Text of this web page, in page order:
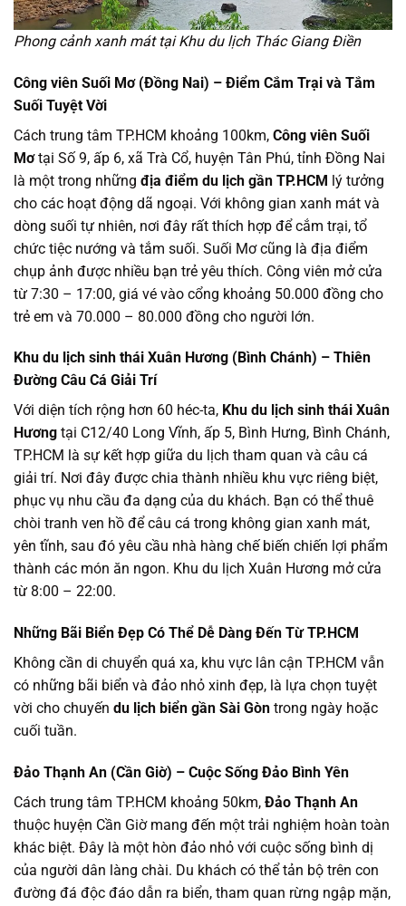
Phong cảnh xanh mát tại Khu du lịch Thác Giang Điền
Công viên Suối Mơ (Đồng Nai) – Điểm Cắm Trại và Tắm
Suối Tuyệt Vời
Cách trung tâm TP.HCM khoảng 100km, Công viên Suối
Mơtại Số 9, ấp 6, xã Trà Cổ, huyện Tân Phú, tỉnh Đồng Nai
là một trong những địa điểm du lịch gần TP.HCM lý tưởng
cho các hoạt động dã ngoại. Với không gian xanh mát và
dòng suối tự nhiên, nơi đây rất thích hợp để cắm trại, tổ
chức tiệc nướng và tắm suối. Suối Mơ cũng là địa điểm
chụp ảnh được nhiều bạn trẻ yêu thích. Công viên mở cửa
từ 7:30 – 17:00, giá vé vào cổng khoảng 50.000 đồng cho
trẻ em và 70.000 – 80.000 đồng cho người lớn.
Khu du lịch sinh thái Xuân Hương (Bình Chánh) – Thiên
Đường Câu Cá Giải Trí
Với diện tích rộng hơn 60 héc-ta, Khu du lịch sinh thái Xuân
Hương tại C12/40 Long Vĩnh, ấp 5, Bình Hưng, Bình Chánh,
TP.HCM là sự kết hợp giữa du lịch tham quan và câu cá
giải trí. Nơi đây được chia thành nhiều khu vực riêng biệt,
phục vụ nhu cầu đa dạng của du khách. Bạn có thể thuê
chòi tranh ven hồ để câu cá trong không gian xanh mát,
yên tĩnh, sau đó yêu cầu nhà hàng chế biến chiến lợi phẩm
thành các món ăn ngon. Khu du lịch Xuân Hương mở cửa
từ 8:00 – 22:00.
Những Bãi Biển Đẹp Có Thể Dễ Dàng Đến Từ TP.HCM
Không cần di chuyển quá xa, khu vực lân cận TP.HCM vẫn
có những bãi biển và đảo nhỏ xinh đẹp, là lựa chọn tuyệt
vời cho chuyến du lịch biển gần Sài Gòn trong ngày hoặc
cuối tuần.
Đảo Thạnh An (Cần Giờ) – Cuộc Sống Đảo Bình Yên
Cách trung tâm TP.HCM khoảng 50km, Đảo Thạnh An
thuộc huyện Cần Giờ mang đến một trải nghiệm hoàn toàn
khác biệt. Đây là một hòn đảo nhỏ với cuộc sống bình dị
của người dân làng chài. Du khách có thể tản bộ trên con
đường đá độc đáo dẫn ra biển, tham quan rừng ngập mặn,